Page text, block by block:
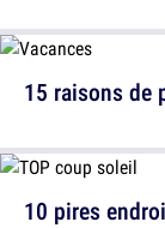
10 pires
15 raisons de